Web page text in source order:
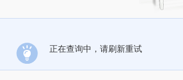
正在查询中，请刷新重试